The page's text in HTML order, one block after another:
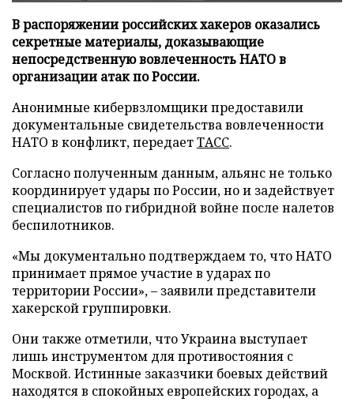
В распоряжении российских хакеров оказались
секретные материалы, доказывающие
непосредственную вовлеченность НАТО в
организации атак по России.
Анонимные кибервзломщики предоставили
документальные свидетельства вовлеченности
НАТО в конфликт, передаетТАСС.
Согласно полученным данным, альянс не только
координирует удары по России, но и задействует
специалистов по гибридной войне после налетов
беспилотников.
«Мы документально подтверждаем то, что НАТО
принимает прямое участие в ударах по
территории России», – заявили представители
хакерской группировки.
Они также отметили, что Украина выступает
лишь инструментом для противостояния с
Москвой. Истинные заказчики боевых действий
находятся в спокойных европейских городах, а